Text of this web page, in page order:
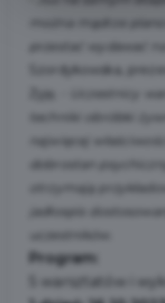
przestać wydawać
Szordykowska,
Żyję. -
Uczestnicy
techniki obróbki
najwięcej
dobrostan
otrzymają
jadłospis
uczestników.
Program:
5 warsztatów i